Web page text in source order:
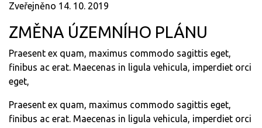
Zveřejněno 14. 10. 2019
ZMĚNA ÚZEMNÍHO PLÁNU
Praesent ex quam, maximus commodo sagittis eget,
finibus ac erat. Maecenas in ligula vehicula, imperdiet orci
eget,
Praesent ex quam, maximus commodo sagittis eget,
finibus ac erat. Maecenas in ligula vehicula, imperdiet orci